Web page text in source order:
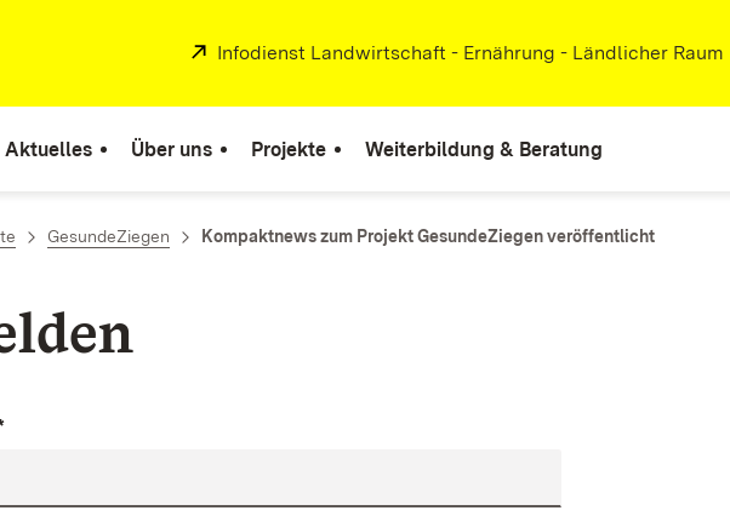
Extern:
Infodienst Landwirtschaft - Ernährung - Ländlicher Raum
Aktuelles Über uns Projekte Weiterbildung & Beratung
GesundeZiegen Kompaktnews zum Projekt GesundeZiegen veröffentlicht